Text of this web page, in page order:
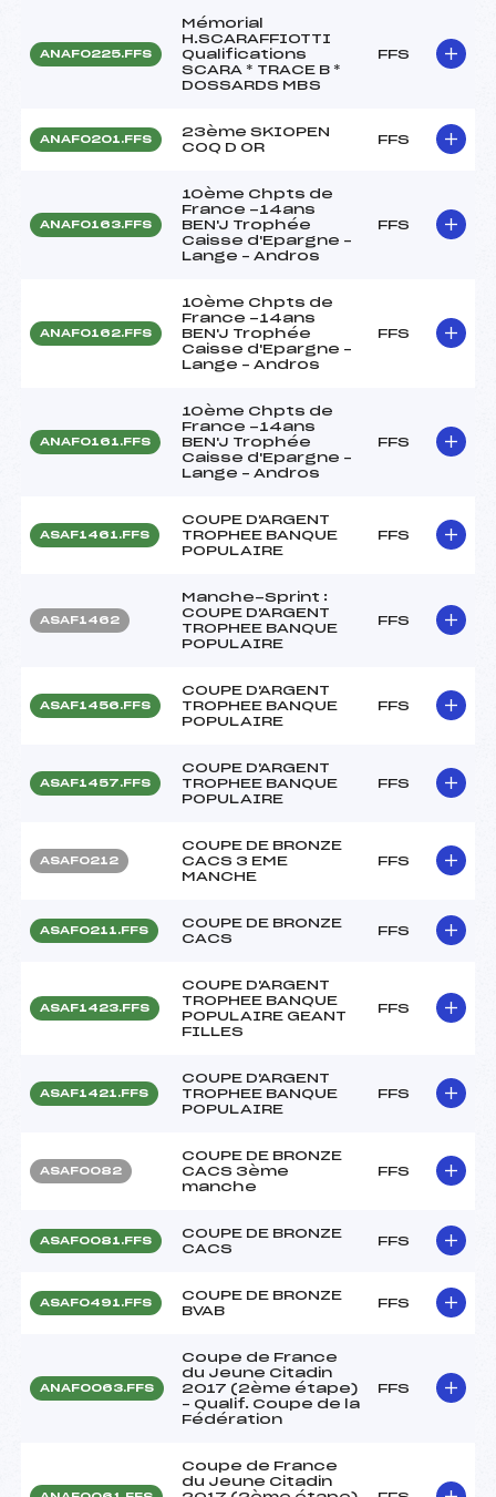
ANAF0225.FFS
Mémorial
H.SCARAFFIOTTI
Qualifications
SCARA * TRACE B *
DOSSARDS MBS
FFS
ANAF0201.FFS
23ème SKIOPEN
COQ D OR
FFS
ANAF0163.FFS
10ème Chpts de
France -14ans
BEN'J Trophée
Caisse d'Epargne –
Lange – Andros
FFS
ANAF0162.FFS
10ème Chpts de
France -14ans
BEN'J Trophée
Caisse d'Epargne –
Lange – Andros
FFS
ANAF0161.FFS
10ème Chpts de
France -14ans
BEN'J Trophée
Caisse d'Epargne –
Lange – Andros
FFS
ASAF1461.FFS
COUPE D'ARGENT
TROPHEE BANQUE
POPULAIRE
FFS
ASAF1462
Manche-Sprint :
COUPE D'ARGENT
TROPHEE BANQUE
POPULAIRE
FFS
ASAF1456.FFS
COUPE D'ARGENT
TROPHEE BANQUE
POPULAIRE
FFS
ASAF1457.FFS
COUPE D'ARGENT
TROPHEE BANQUE
POPULAIRE
FFS
ASAF0212
COUPE DE BRONZE
CACS 3 EME
MANCHE
FFS
ASAF0211.FFS
COUPE DE BRONZE
CACS
FFS
ASAF1423.FFS
COUPE D'ARGENT
TROPHEE BANQUE
POPULAIRE GEANT
FILLES
FFS
ASAF1421.FFS
COUPE D'ARGENT
TROPHEE BANQUE
POPULAIRE
FFS
ASAF0082
COUPE DE BRONZE
CACS 3ème
manche
FFS
ASAF0081.FFS
COUPE DE BRONZE
CACS
FFS
ASAF0491.FFS
COUPE DE BRONZE
BVAB
FFS
ANAF0063.FFS
Coupe de France
du Jeune Citadin
2017 (2ème étape)
– Qualif. Coupe de la
Fédération
FFS
Coupe de France
du Jeune Citadin